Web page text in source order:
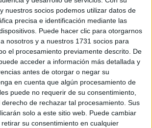
nuestros socios podemos utilizar datos de
precisa e identificación mediante las
Puede hacer clic para otorgarnos
nosotros y a nuestros 1731 socios para
el procesamiento previamente descrito. De
acceder a información más detallada y
antes de otorgar o negar su
en cuenta que algún procesamiento de
puede no requerir de su consentimiento,
de rechazar tal procesamiento. Sus
solo a este sitio web. Puede cambiar
su consentimiento en cualquier
y el estreno de 'Señora'
5 HORAS
centros educativos deben
para el desarrollo de su
esencial
5 HORAS
las palabras dejan de describir la
5 HORAS